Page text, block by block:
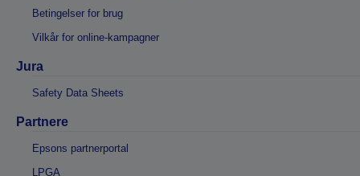
Betingelser for brug
Vilkår for online-kampagner
Jura
Safety Data Sheets
Partnere
Epsons partnerportal
LPGA